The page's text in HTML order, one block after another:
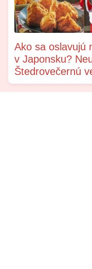
Ako sa oslavujú
v Japonsku?
Štedrovečernú